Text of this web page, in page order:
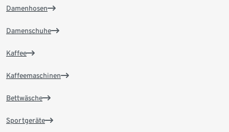
Damenhosen
Damenschuhe
Kaffee
Kaffeemaschinen
Bettwäsche
Sportgeräte